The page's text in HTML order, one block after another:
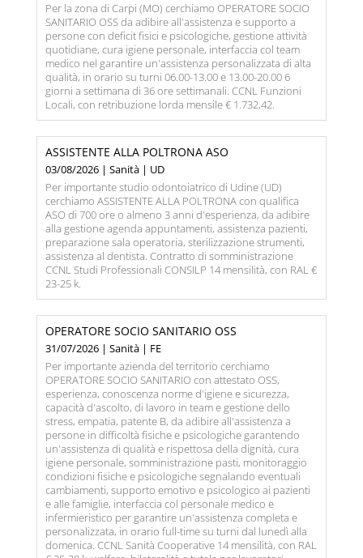
Per la zona di Carpi (MO) cerchiamo OPERATORE SOCIO
SANITARIO OSS da adibire all'assistenza e supporto a
persone con deficit fisici e psicologiche, gestione attività
quotidiane, cura igiene personale, interfaccia col team
medico nel garantire un'assistenza personalizzata di alta
qualità, in orario su turni 06.00-13.00 e 13.00-20.00 6
giorni a settimana di 36 ore settimanali. CCNL Funzioni
Locali, con retribuzione lorda mensile € 1.732,42.
ASSISTENTE ALLA POLTRONA ASO
03/08/2026 | Sanità | UD
Per importante studio odontoiatrico di Udine (UD)
cerchiamo ASSISTENTE ALLA POLTRONA con qualifica
ASO di 700 ore o almeno 3 anni d'esperienza, da adibire
alla gestione agenda appuntamenti, assistenza pazienti,
preparazione sala operatoria, sterilizzazione strumenti,
assistenza al dentista. Contratto di somministrazione
CCNL Studi Professionali CONSILP 14 mensilità, con RAL €
23-25 k.
OPERATORE SOCIO SANITARIO OSS
31/07/2026 | Sanità | FE
Per importante azienda del territorio cerchiamo
OPERATORE SOCIO SANITARIO con attestato OSS,
esperienza, conoscenza norme d'igiene e sicurezza,
capacità d'ascolto, di lavoro in team e gestione dello
stress, empatia, patente B, da adibire all'assistenza a
persone in difficoltà fisiche e psicologiche garantendo
un'assistenza di qualità e rispettosa della dignità, cura
igiene personale, somministrazione pasti, monitoraggio
condizioni fisiche e psicologiche segnalando eventuali
cambiamenti, supporto emotivo e psicologico ai pazienti
e alle famiglie, interfaccia col personale medico e
infermieristico per garantire un'assistenza completa e
personalizzata, in orario full-time su turni dal lunedì alla
domenica. CCNL Sanità Cooperative 14 mensilità, con RAL